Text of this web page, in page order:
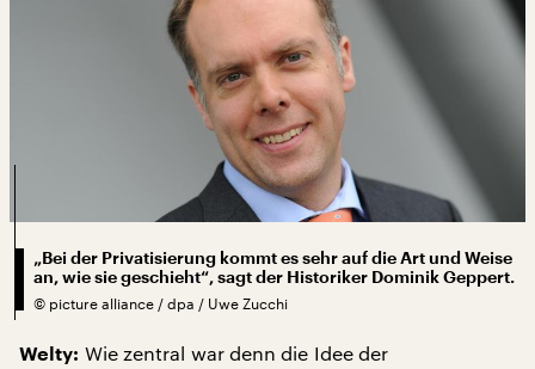
„Bei der Privatisierung kommt es sehr auf die Art und Weise
an, wie sie geschieht“, sagt der Historiker Dominik Geppert.
© picture alliance / dpa / Uwe Zucchi
Welty: Wie zentral war denn die Idee der